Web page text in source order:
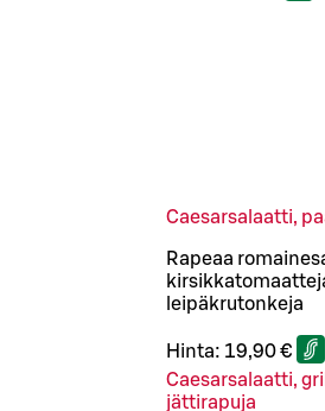
Caesarsalaatti,
Rapeaa
leipäkrutonkeja
Hinta: 19,90 €
Caesarsalaatti,
jättirapuja